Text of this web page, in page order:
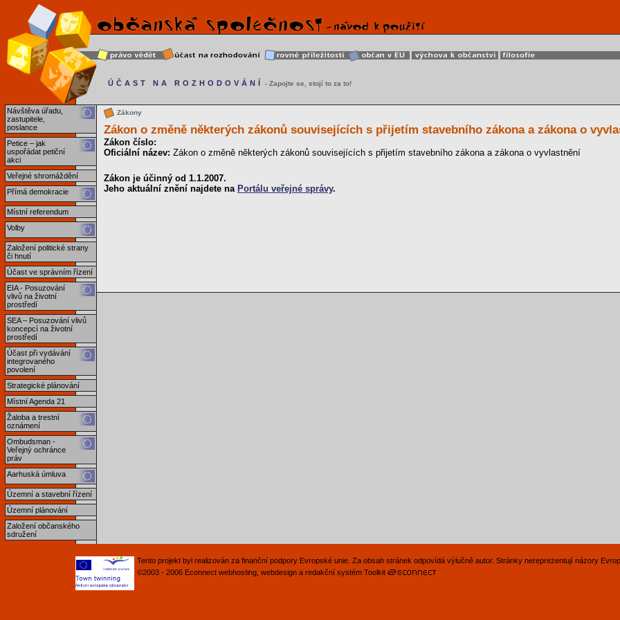
Návštěva úřadu,
zastupitele,
poslance
Petice – jak
uspořádat petiční
akci
Veřejné shromáždění
Přímá demokracie
Místní referendum
Volby
Založení politické strany
či hnutí
Účast ve správním řízení
EIA - Posuzování
vlivů na životní
prostředí
SEA – Posuzování vlivů
koncepcí na životní
prostředí
Účast při vydávání
integrovaného
povolení
Strategické plánování
Místní Agenda 21
Žaloba a trestní
oznámení
Ombudsman -
Veřejný ochránce
práv
Aarhuská úmluva
Územní a stavební řízení
Územní plánování
Založení občanského
sdružení
ÚČAST NA ROZHODOVÁNÍ
- Zapojte se, stojí to za to!
Zákony
Zákon o změně některých zákonů souvisejících s přijetím stavebního zákona a zákona o
Zákon číslo:
Oficiální název: Zákon o změně některých zákonů souvisejících s přijetím stavebního zákona a zákona o vyvlastnění
Zákon je účinný od 1.1.2007.
Jeho aktuální znění najdete na Portálu veřejné správy.
Tento projekt byl realizován za finanční podpory Evropské unie. Za obsah stránek odpovídá výlučně autor. Stránky nereprezentují názory
©2003 - 2006 Econnect webhosting webdesign a redakční systém Toolkit